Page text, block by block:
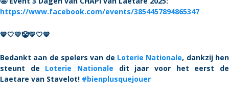
https://www.facebook.com/events/3854457894865347
💙🤍💛🤡💛🤍💙
Bedankt aan de spelers van de Loterie Nationale, dankzij hen
steunt de Loterie Nationale dit jaar voor het eerst de
Laetare van Stavelot! #bienplusquejouer